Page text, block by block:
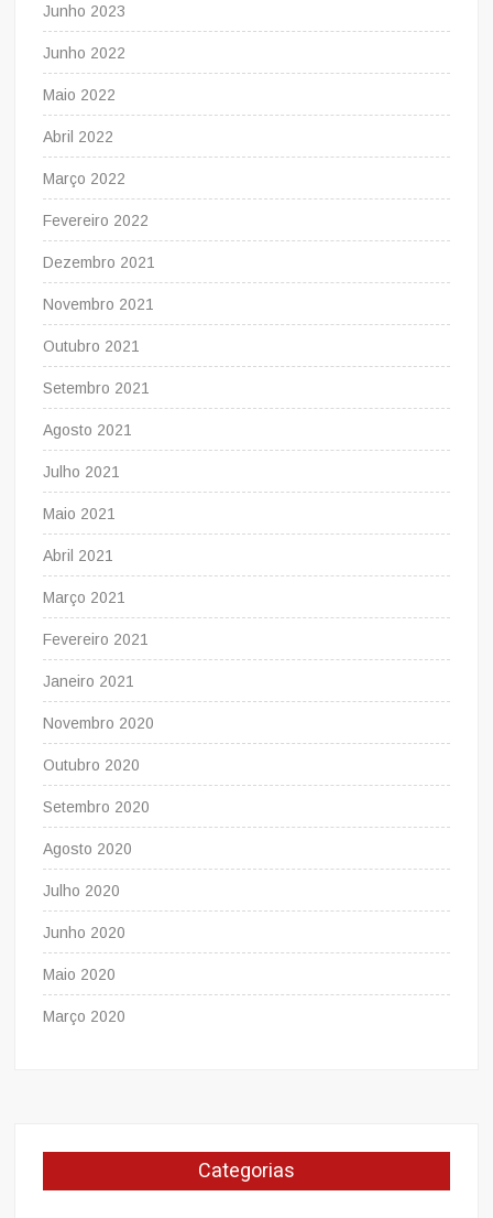
Junho 2023
Junho 2022
Maio 2022
Abril 2022
Março 2022
Fevereiro 2022
Dezembro 2021
Novembro 2021
Outubro 2021
Setembro 2021
Agosto 2021
Julho 2021
Maio 2021
Abril 2021
Março 2021
Fevereiro 2021
Janeiro 2021
Novembro 2020
Outubro 2020
Setembro 2020
Agosto 2020
Julho 2020
Junho 2020
Maio 2020
Março 2020
Categorias